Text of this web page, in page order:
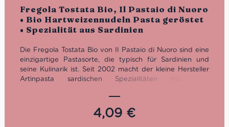
Fregola Tostata Bio, Il Pastaio di Nuoro
• Bio Hartweizennudeln Pasta geröstet
• Spezialität aus Sardinien
Die Fregola Tostata Bio von Il Pastaio di Nuoro sind eine
einzigartige Pastasorte, die typisch für Sardinien und
seine Kulinarik ist. Seit 2002 macht der kleine Hersteller
Artinpasta sardischen Spezialitäten mit dem
Qualität. Das Sortiment beschränkt sich auf die
bekannten Fegola, Malloreddos als auch frische
Culurgiones und gefüllte Seadas.
4,09 €
Bewertet
mit5.00von
5